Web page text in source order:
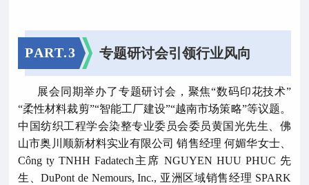
PART.3 专题研讨会引领行业风向
展会同期举办了专题研讨会，聚焦“数码印花技术”
“柔性材料裁剪”“智能工厂建设”“越南市场策略”等议题。
中国纺织工程学会染整专业委员会委员黄国光先生、佛
山市奥川顺新材料实业有限公司 销售经理 何媚华女士、
Công ty TNHH Fadatech主席 NGUYEN HUU PHUC 先
生、DuPont de Nemours, Inc., 亚洲区域销售经理 SPARK